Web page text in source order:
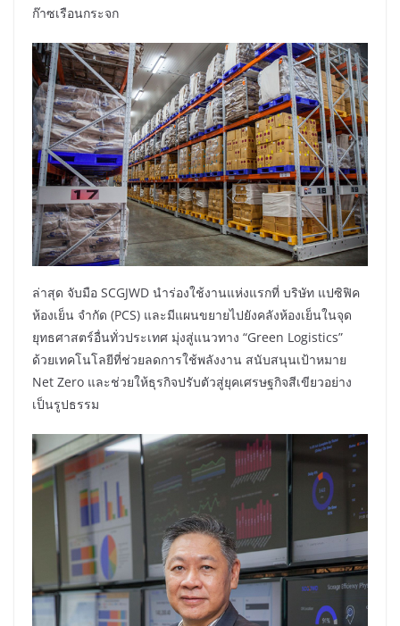
ก๊าซเรือนกระจก
ล่าสุด จับมือ SCGJWD นำร่องใช้งานแห่งแรกที่ บริษัท แปซิฟิค
ห้องเย็น จำกัด (PCS) และมีแผนขยายไปยังคลังห้องเย็นในจุด
ยุทธศาสตร์อื่นทั่วประเทศ มุ่งสู่แนวทาง “Green Logistics”
ด้วยเทคโนโลยีที่ช่วยลดการใช้พลังงาน สนับสนุนเป้าหมาย
Net Zero และช่วยให้ธุรกิจปรับตัวสู่ยุคเศรษฐกิจสีเขียวอย่าง
เป็นรูปธรรม